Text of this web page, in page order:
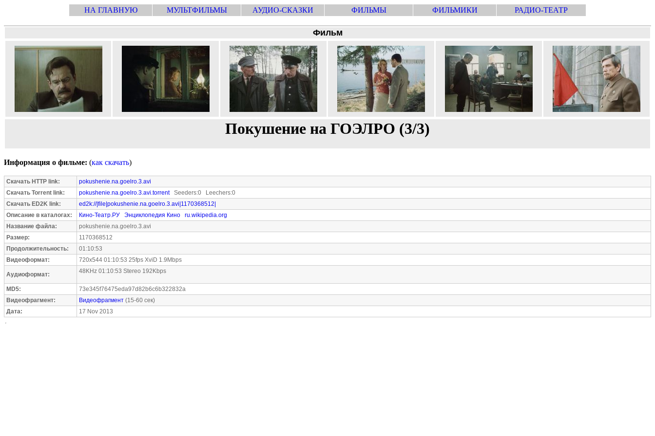
НА ГЛАВНУЮ МУЛЬТФИЛЬМЫ АУДИО-СКАЗКИ ФИЛЬМЫ ФИЛЬМИКИ РАДИО-ТЕАТР
Фильм
Покушение на ГОЭЛРО (3/3)
Информация о фильме: (как скачать)
Скачать HTTP link:
pokushenie.na.goelro.3.avi
Скачать Torrent link:
pokushenie.na.goelro.3.avi.torrentSeeders:0 Leechers:0
Скачать ED2K link:
ed2k://|file|pokushenie.na.goelro.3.avi|1170368512|
Описание в каталогах:
Кино-Театр.РУ Энциклопедия Кино
ru.wikipedia.org
Название файла:
pokushenie.na.goelro.3.avi
Размер:
1170368512
Продолжительность:
01:10:53
Видеоформат:
720x544 01:10:53 25fps XviD 1.9Mbps
Аудиоформат: 48KHz 01:10:53 Stereo 192Kbps
MD5:
73e345f76475eda97d82b6c6b322832a
Видеофрагмент:
Видеофрагмент (15-60 сек)
Дата:
17 Nov 2013